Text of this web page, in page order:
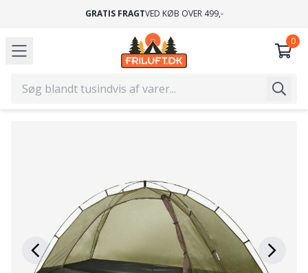
GRATIS FRAGTVED KØB OVER 499,-